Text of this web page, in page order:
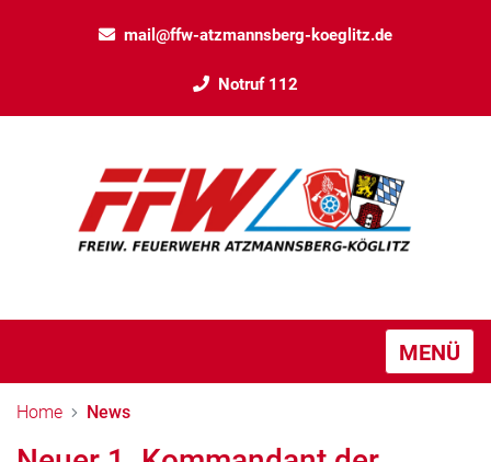
mail@ffw-atzmannsberg-koeglitz.de
Notruf 112
MENÜ
Home News